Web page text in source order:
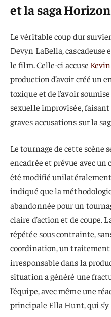
et la saga Horizon
Le véritable coup dur
Devyn LaBella,
le film. Celle-ci accuse
production d’avoir créé un
toxique et de l’avoir
sexuelle improvisée,
graves accusations sur la
Le tournage de cette
encadrée et prévue avec
été modifié unilatéralement
indiqué que la
abandonnée pour un
claire d’action et de coupe.
répétée sous contrainte,
coordination, un
irresponsable dans la
situation a généré une
l’équipe, avec même une
principale Ella Hunt, qui s’y